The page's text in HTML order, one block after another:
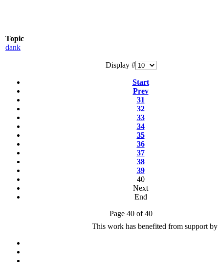
Topic
dank
Display #
Start
Prev
31
32
33
34
35
36
37
38
39
40
Next
End
Page 40 of 40
This work has benefited from support